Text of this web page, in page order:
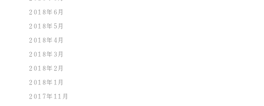
2018年6月
2018年5月
2018年4月
2018年3月
2018年2月
2018年1月
2017年11月